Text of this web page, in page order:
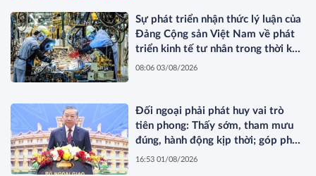
Sự phát triển nhận thức lý luận của
Đảng Cộng sản Việt Nam về phát
triển kinh tế tư nhân trong thời kỳ
đổi mới
08:06 03/08/2026
Đối ngoại phải phát huy vai trò
tiên phong: Thấy sớm, tham mưu
đúng, hành động kịp thời; góp phần
bảo vệ Tổ quốc từ sớm, từ xa; mở
16:53 01/08/2026